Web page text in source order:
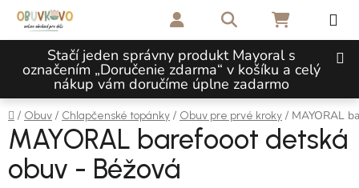
Prejsť na obsah
Stačí jeden správny produkt Mayoral s
označením „Doručenie zdarma“ v košíku a celý
nákup vám doručíme úplne zadarmo
Hľadať NÁKUPNÝ
Domov
/ Obuv / Chlapčenské topánky / Obuv pre prvé kroky / MAYORAL
MAYORAL barefooot detská
obuv - Béžová